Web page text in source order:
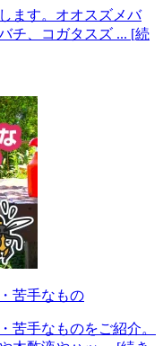
ます。オオスズメバ
チ、コガタスズ ... [続
苦手なもの
苦手なものをご紹介。